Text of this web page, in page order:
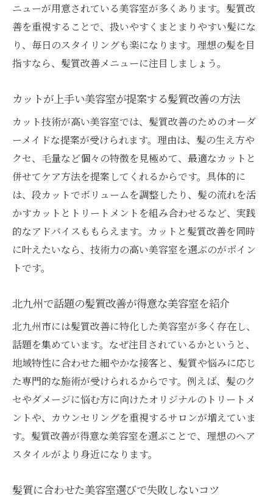
ニューが用意されている美容室が多くあります。髪質改
善を重視することで、扱いやすくまとまりやすい髪にな
り、毎日のスタイリングも楽になります。理想の髪を目
指すなら、髪質改善メニューに注目しましょう。
カットが上手い美容室が提案する髪質改善の方法
カット技術が高い美容室では、髪質改善のためのオーダ
ーメイドな提案が受けられます。理由は、髪の生え方や
クセ、毛量など個々の特徴を見極めて、最適なカットと
併せてケア方法を提案してくれるからです。具体的に
は、段カットでボリュームを調整したり、髪の流れを活
かすカットとトリートメントを組み合わせるなど、実践
的なアドバイスももらえます。カットと髪質改善を同時
に叶えたいなら、技術力の高い美容室を選ぶのがポイン
トです。
北九州で話題の髪質改善が得意な美容室を紹介
北九州市には髪質改善に特化した美容室が多く存在し、
話題を集めています。なぜ注目されているかというと、
地域特性に合わせた細やかな接客と、髪質や悩みに応じ
た専門的な施術が受けられるからです。例えば、髪のク
セやダメージに悩む方に向けたオリジナルのトリートメ
ントや、カウンセリングを重視するサロンが増えていま
す。髪質改善が得意な美容室を選ぶことで、理想のヘア
スタイルがより身近になります。
髪質に合わせた美容室選びで失敗しないコツ